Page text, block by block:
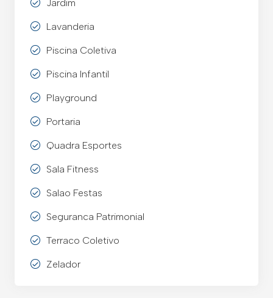
Jardim
Lavanderia
Piscina Coletiva
Piscina Infantil
Playground
Portaria
Quadra Esportes
Sala Fitness
Salao Festas
Seguranca Patrimonial
Terraco Coletivo
Zelador